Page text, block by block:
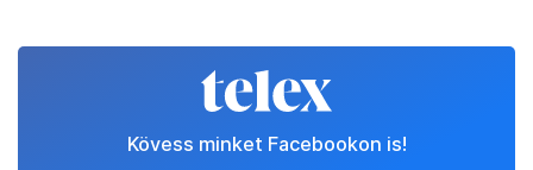
Kövess minket Facebookon is!